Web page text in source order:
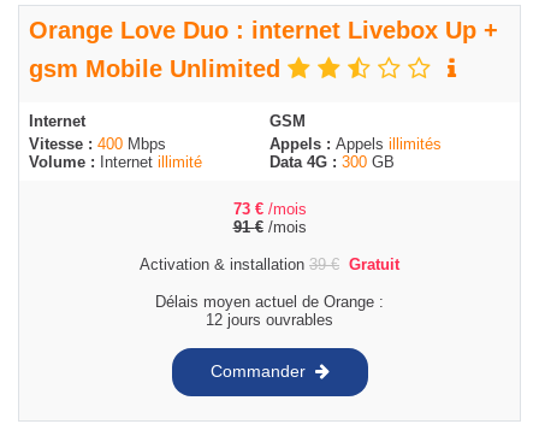
Orange Love Duo : internet Livebox Up +
gsm Mobile Unlimited
Internet
Vitesse : 400 Mbps
Volume : Internet illimité
GSM
Appels : Appels illimités
Data 4G : 300 GB
73 € /mois
91€/mois
Activation & installation 39€ Gratuit
Délais moyen actuel de Orange :
12 jours ouvrables
Commander